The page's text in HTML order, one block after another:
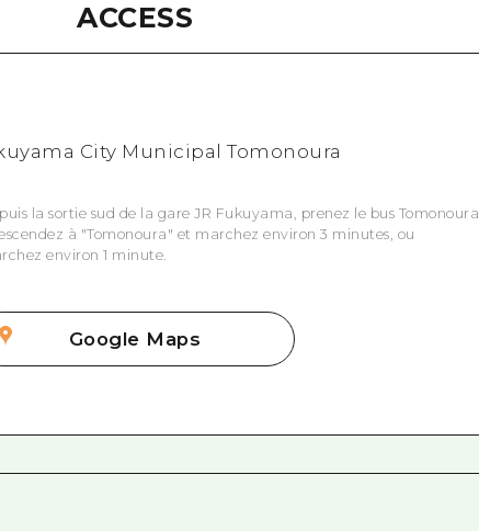
ACCESS
City Municipal Tomonoura
la sortie sud de la gare JR Fukuyama, prenez le bus Tomonoura
à "Tomonoura" et marchez environ 3 minutes, ou
environ 1 minute.
Google Maps